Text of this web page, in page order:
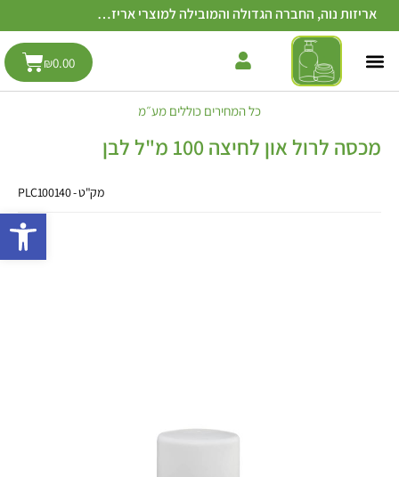
פתח
אריזות נוה, החברה הגדולה והמובילה למוצרי אריזה בישראל
₪0.00
כל המחירים כוללים מע״מ
מכסה לרול און לחיצה 100 מ"ל לבן
מק"ט - PLC100140